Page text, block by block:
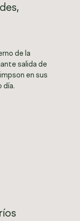
de la
salida de
en sus
día.